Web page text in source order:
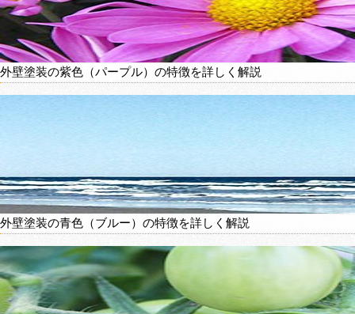
外壁塗装の紫色（パープル）の特徴を詳しく解説
外壁塗装の青色（ブルー）の特徴を詳しく解説